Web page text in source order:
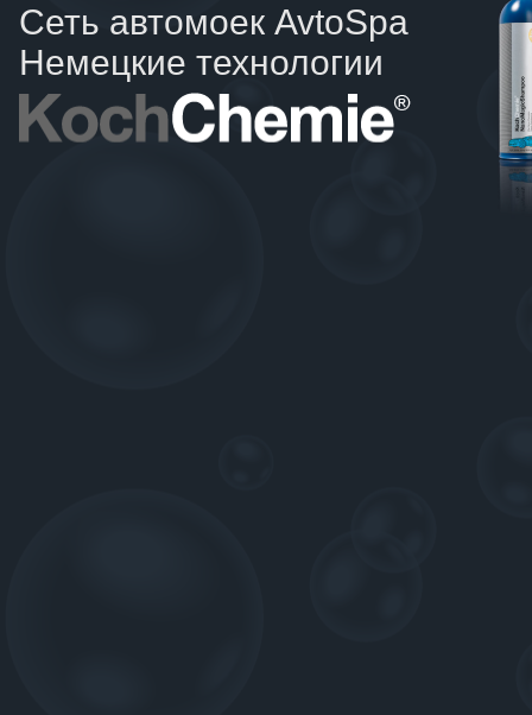
Сеть автомоек AvtoSpa
Немецкие технологии